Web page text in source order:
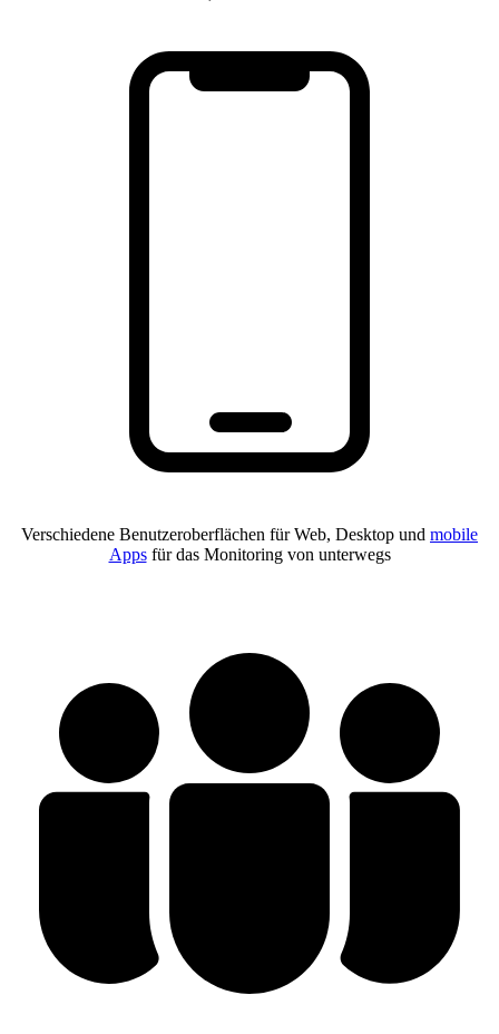
Verschiedene Benutzeroberflächen für Web, Desktop und mobile
Appsfür das Monitoring von unterwegs